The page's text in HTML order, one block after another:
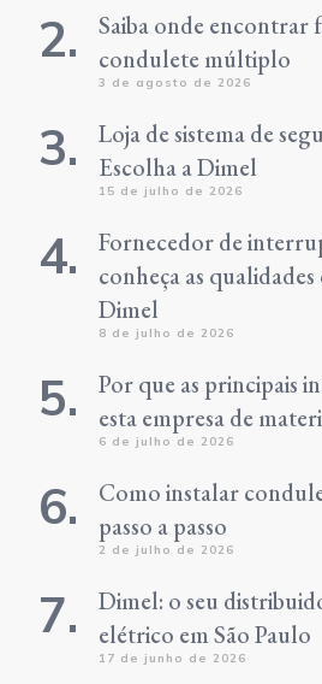
Saiba onde encontrar
condulete múltiplo
3 de agosto de 2026
Loja de sistema de
Escolha a Dimel
15 de julho de 2026
Fornecedor de
conheça as
Dimel
8 de julho de 2026
Por que as principais
esta empresa de
6 de julho de 2026
Como instalar
passo a passo
2 de julho de 2026
Dimel: o seu
elétrico em São Paulo
17 de junho de 2026